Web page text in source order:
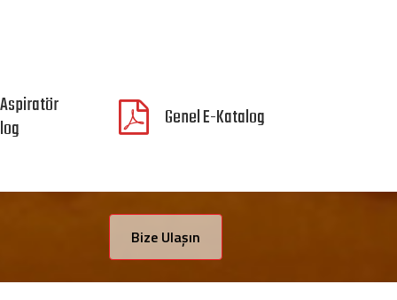
Genel E-Katalog
Bize Ulaşın